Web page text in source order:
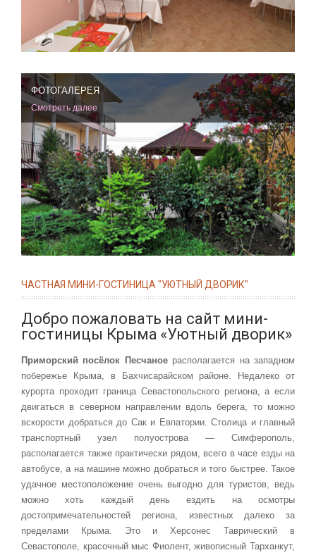
ФОТОГАЛЕРЕЯ
Смотреть далее
ЧАСТНАЯ МИНИ-ГОСТИНИЦА "УЮТНЫЙ ДВОРИК"
Добро пожаловать на сайт мини-
гостиницы Крыма «Уютный дворик»
Приморский посёлок Песчаноерасполагается на западном
побережье Крыма, в Бахчисарайском районе. Недалеко от
курорта проходит граница Севастопольского региона, а если
двигаться в северном направлении вдоль берега, то можно
вскорости добраться до Сак и Евпатории. Столица и главный
транспортный узел полуострова — Симферополь,
располагается также практически рядом, всего в часе езды на
автобусе, а на машине можно добраться и того быстрее. Такое
удачное местоположение очень выгодно для туристов, ведь
можно хоть каждый день ездить на осмотры
достопримечательностей региона, известных далеко за
пределами Крыма. Это и Херсонес Таврический в
Севастополе, красочный мыс Фиолент, живописный Тарханкут,